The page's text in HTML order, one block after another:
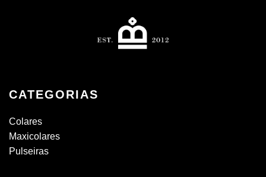
CATEGORIAS
Colares
Maxicolares
Pulseiras